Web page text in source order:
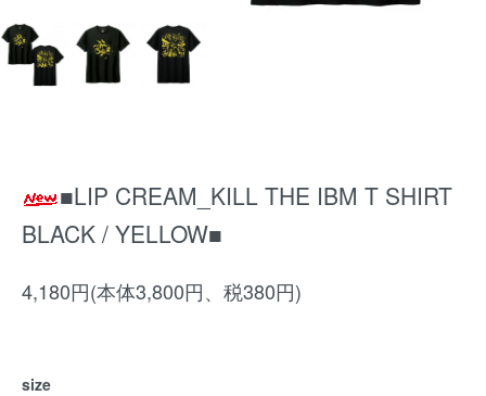
■LIP CREAM_KILL THE IBM T SHIRT
BLACK / YELLOW■
4,180円(本体3,800円、税380円)
size